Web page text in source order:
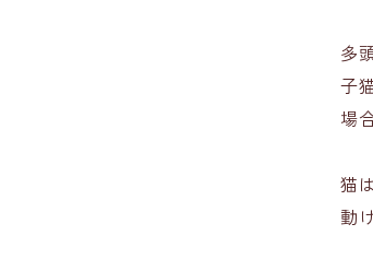
多
子
場
猫
動